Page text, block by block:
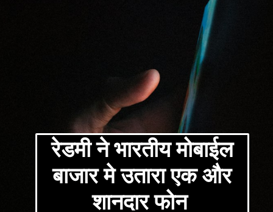
रेडमी ने भारतीय मोबाईल
बाजार मे उतारा एक और
शानदार फोन